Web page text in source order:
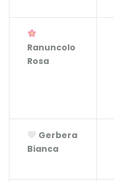
Ranuncolo
Rosa
Gerbera
Bianca